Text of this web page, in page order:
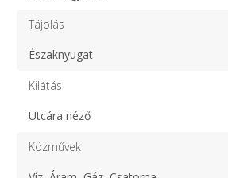
Tájolás
Északnyugat
Kilátás
Utcára néző
Közművek